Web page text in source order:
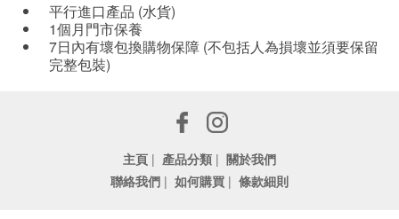
平行進口產品 (水貨)
1個月門市保養
7日內有壞包換購物保障 (不包括人為損壞並須要保留
完整包裝)
主頁 | 產品分類 | 關於我們
聯絡我們 | 如何購買 | 條款細則